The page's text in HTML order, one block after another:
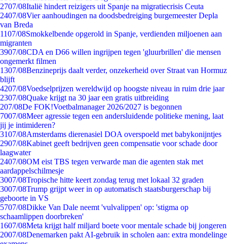
2707/08Italië hindert reizigers uit Spanje na migratiecrisis Ceuta
2407/08Vier aanhoudingen na doodsbedreiging burgemeester Depla
van Breda
1107/08Smokkelbende opgerold in Spanje, verdienden miljoenen aan
migranten
3907/08CDA en D66 willen ingrijpen tegen 'gluurbrillen' die mensen
ongemerkt filmen
1307/08Benzineprijs daalt verder, onzekerheid over Straat van Hormuz
blijft
4207/08Voedselprijzen wereldwijd op hoogste niveau in ruim drie jaar
2307/08Quake krijgt na 30 jaar een gratis uitbreiding
207/08De FOK!Voetbalmanager 2026/2027 is begonnen
7007/08Meer agressie tegen een andersluidende politieke mening, laat
jij je intimideren?
3107/08Amsterdams dierenasiel DOA overspoeld met babykonijntjes
2907/08Kabinet geeft bedrijven geen compensatie voor schade door
laagwater
2407/08OM eist TBS tegen verwarde man die agenten stak met
aardappelschilmesje
3007/08Tropische hitte keert zondag terug met lokaal 32 graden
3007/08Trump grijpt weer in op automatisch staatsburgerschap bij
geboorte in VS
5707/08Dikke Van Dale neemt 'vulvalippen' op: 'stigma op
schaamlippen doorbreken'
1607/08Meta krijgt half miljard boete voor mentale schade bij jongeren
2007/08Denemarken pakt AI-gebruik in scholen aan: extra mondelinge